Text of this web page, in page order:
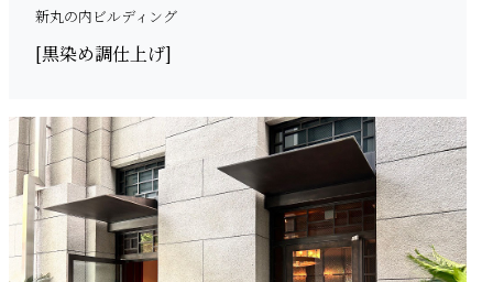
新丸の内ビルディング
[黒染め調仕上げ]